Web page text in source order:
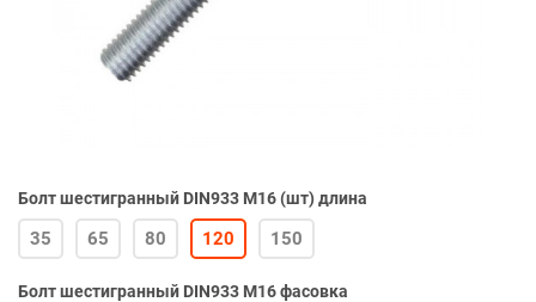
Болт шестигранный DIN933 М16 (шт) длина
35 65 80 120 150
Болт шестигранный DIN933 М16 фасовка